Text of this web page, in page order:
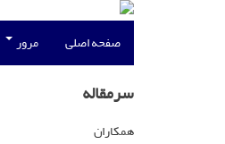
صفحه اصلی مرور
سرمقاله
همکاران